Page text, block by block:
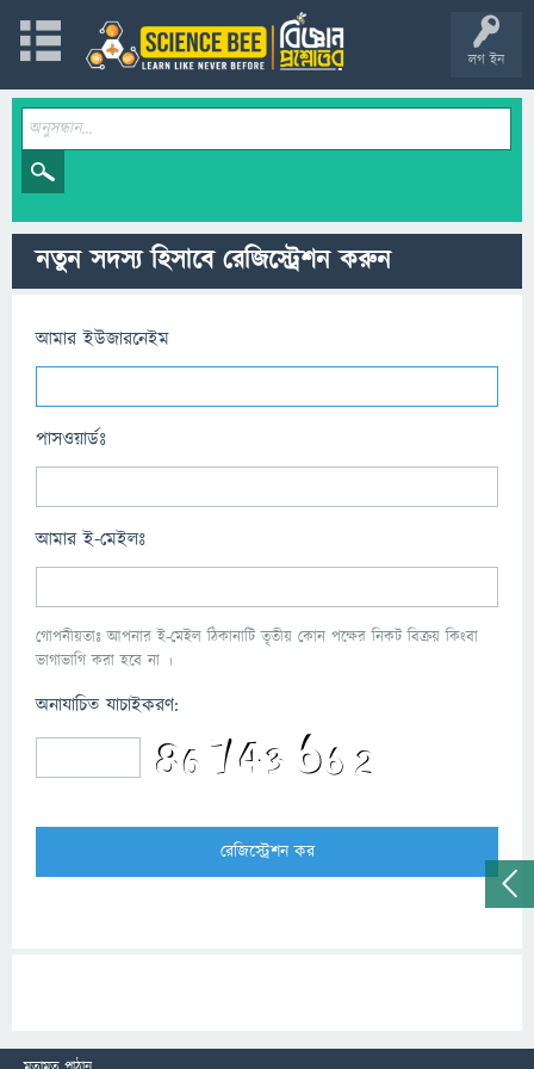
লগ ইন
নতুন সদস্য হিসাবে রেজিস্ট্রেশন করুন
আমার ইউজারনেইম
পাসওয়ার্ডঃ
আমার ই-মেইলঃ
গোপনীয়তাঃ আপনার ই-মেইল ঠিকানাটি তৃতীয় কোন পক্ষের নিকট বিক্রয় কিংবা
ভাগাভাগি করা হবে না ।
অনাযাচিত যাচাইকরণ: